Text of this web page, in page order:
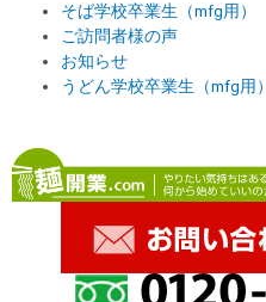
そば学校卒業生（mfg用）
ご訪問者様の声
お知らせ
うどん学校卒業生（mfg用）